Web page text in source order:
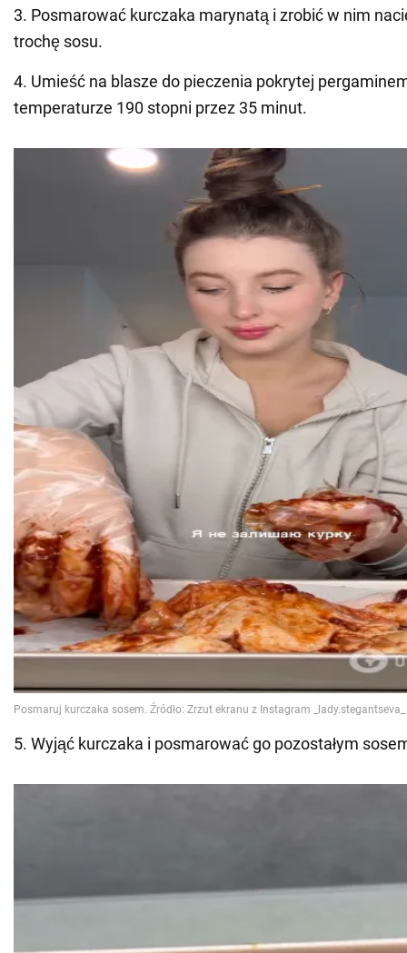
3. Posmarować kurczaka marynatą i zrobić w nim
trochę sosu.
4. Umieść na blasze do pieczenia pokrytej
temperaturze 190 stopni przez 35 minut.
5. Wyjąć kurczaka i posmarować go pozostałym